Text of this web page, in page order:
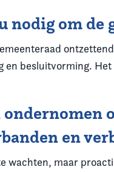
nodig om
en besluitvorming.
ondernomen
en
wachten, maar